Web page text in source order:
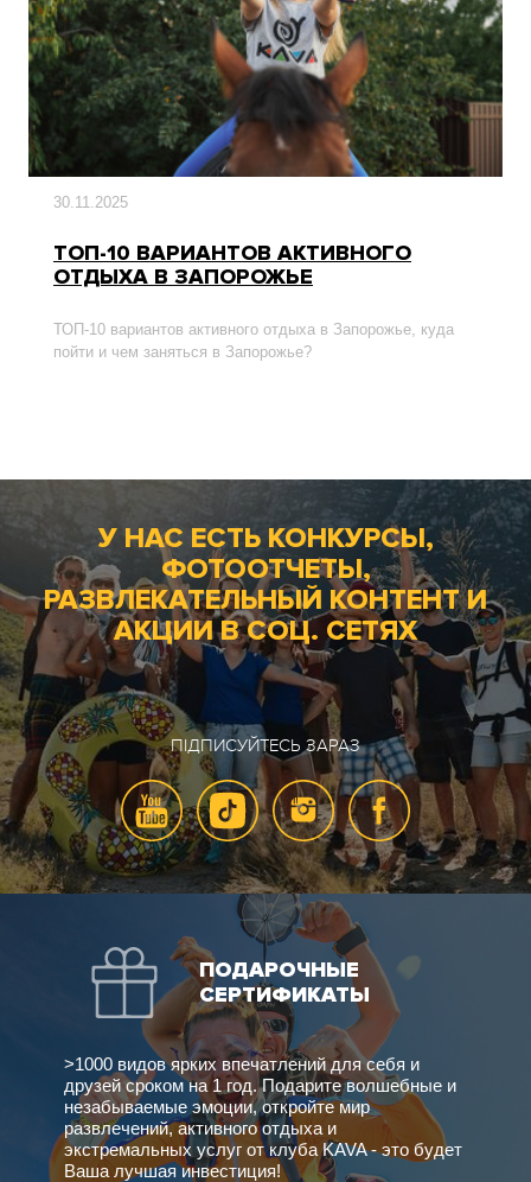
30.11.2025
ТОП-10 ВАРИАНТОВ АКТИВНОГО
ОТДЫХА В ЗАПОРОЖЬЕ
ТОП-10 вариантов активного отдыха в Запорожье, куда
пойти и чем заняться в Запорожье?
У НАС ЕСТЬ КОНКУРСЫ,
ФОТООТЧЕТЫ,
РАЗВЛЕКАТЕЛЬНЫЙ КОНТЕНТ И
АКЦИИ В СОЦ. СЕТЯХ
ПІДПИСУЙТЕСЬ ЗАРАЗ
ПОДАРОЧНЫЕ
СЕРТИФИКАТЫ
>1000 видов ярких впечатлений для себя и
друзей сроком на 1 год. Подарите волшебные и
незабываемые эмоции, откройте мир
развлечений, активного отдыха и
экстремальных услуг от клуба KAVA - это будет
Ваша лучшая инвестиция!